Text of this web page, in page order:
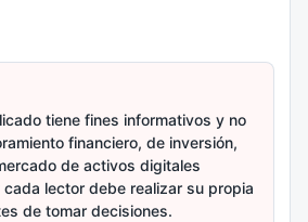
tiene fines informativos y no
financiero, de inversión,
de activos digitales
lector debe realizar su propia
de tomar decisiones.